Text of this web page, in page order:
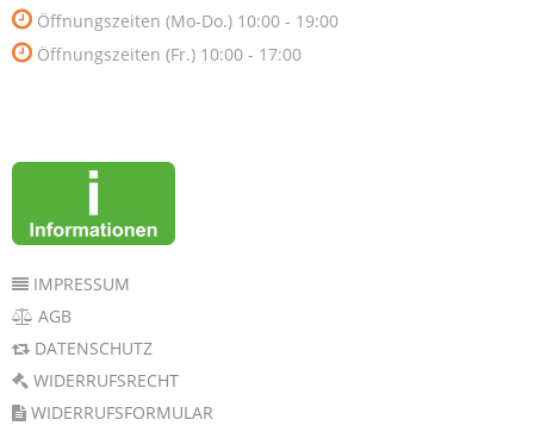
Öffnungszeiten (Mo-Do.) 10:00 - 19:00
Öffnungszeiten (Fr.) 10:00 - 17:00
IMPRESSUM
AGB
DATENSCHUTZ
WIDERRUFSRECHT
WIDERRUFSFORMULAR